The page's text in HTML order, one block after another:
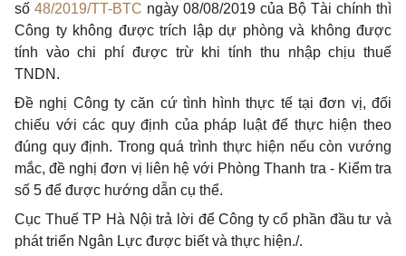
số 48/2019/TT-BTC ngày 08/08/2019 của Bộ Tài chính thì
Công ty không được trích lập dự phòng và không được
tính vào chi phí được trừ khi tính thu nhập chịu thuế
TNDN.
Đề nghị Công ty căn cứ tình hình thực tế tại đơn vị, đối
chiếu với các quy định của pháp luật để thực hiện theo
đúng quy định. Trong quá trình thực hiện nếu còn vướng
mắc, đề nghị đơn vị liên hệ với Phòng Thanh tra - Kiểm tra
số 5 để được hướng dẫn cụ thể.
Cục Thuế TP Hà Nội trả lời để Công ty cổ phần đầu tư và
phát triển Ngân Lực được biết và thực hiện./.